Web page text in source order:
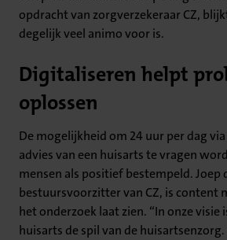
opdracht van zorgverzekeraar CZ,
degelijk veel animo voor is.
Digitaliseren helpt
oplossen
De mogelijkheid om 24 uur per dag
advies van een huisarts te vragen
mensen als positief bestempeld. Joep
bestuursvoorzitter van CZ, is content
het onderzoek laat zien. “In onze
huisarts de spil van de